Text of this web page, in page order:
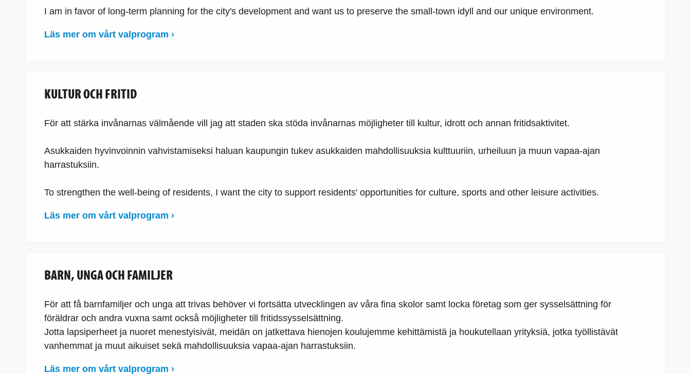
I am in favor of long-term planning for the city's development and want us to preserve the small-town idyll and our unique environment.
Läs mer om vårt valprogram ›
KULTUR OCH FRITID
För att stärka invånarnas välmående vill jag att staden ska stöda invånarnas möjligheter till kultur, idrott och annan fritidsaktivitet.
Asukkaiden hyvinvoinnin vahvistamiseksi haluan kaupungin tukev asukkaiden mahdollisuuksia kulttuuriin, urheiluun ja muun vapaa-ajan
harrastuksiin.
To strengthen the well-being of residents, I want the city to support residents' opportunities for culture, sports and other leisure activities.
Läs mer om vårt valprogram ›
BARN, UNGA OCH FAMILJER
För att få barnfamiljer och unga att trivas behöver vi fortsätta utvecklingen av våra fina skolor samt locka företag som ger sysselsättning för
föräldrar och andra vuxna samt också möjligheter till fritidssysselsättning.
Jotta lapsiperheet ja nuoret menestyisivät, meidän on jatkettava hienojen koulujemme kehittämistä ja houkutellaan yrityksiä, jotka työllistävät
vanhemmat ja muut aikuiset sekä mahdollisuuksia vapaa-ajan harrastuksiin.
Läs mer om vårt valprogram ›